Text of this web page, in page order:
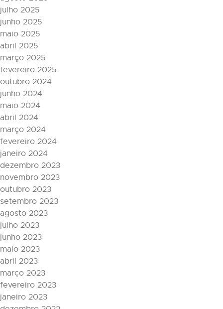
julho 2025
junho 2025
maio 2025
abril 2025
março 2025
fevereiro 2025
outubro 2024
junho 2024
maio 2024
abril 2024
março 2024
fevereiro 2024
janeiro 2024
dezembro 2023
novembro 2023
outubro 2023
setembro 2023
agosto 2023
julho 2023
junho 2023
maio 2023
abril 2023
março 2023
fevereiro 2023
janeiro 2023